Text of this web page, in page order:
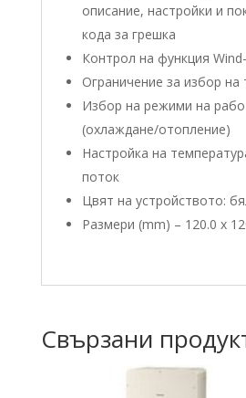
описание, настройки и
кода за грешка
Контрол на функция
Ограничение за избор на
Избор на режими на
(охлаждане/отопление)
Настройка на
поток
Цвят на устройството:
Размери (mm) – 120.0 х
Свързани